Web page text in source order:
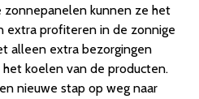
zonnepanelen kunnen ze het
extra profiteren in de zonnige
alleen extra bezorgingen
koelen van de producten.
nieuwe stap op weg naar